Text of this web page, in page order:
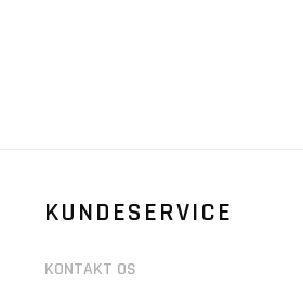
KUNDESERVICE
KONTAKT OS